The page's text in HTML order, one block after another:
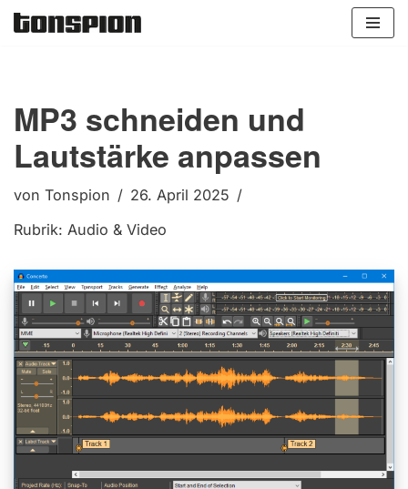
MP3 schneiden und
Lautstärke anpassen
von Tonspion
26. April 2025
Rubrik: Audio & Video